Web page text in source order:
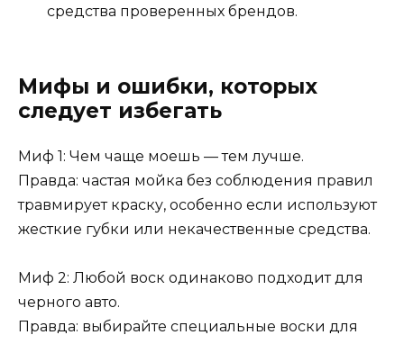
средства проверенных брендов.
Мифы и ошибки, которых
следует избегать
Миф 1: Чем чаще моешь — тем лучше.
Правда: частая мойка без соблюдения правил
травмирует краску, особенно если используют
жесткие губки или некачественные средства.
Миф 2: Любой воск одинаково подходит для
черного авто.
Правда: выбирайте специальные воски для